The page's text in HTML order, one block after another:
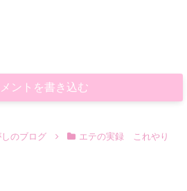
ントを書き込む
のブログ
エテの実録 これやり